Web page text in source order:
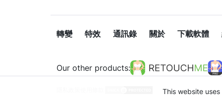
轉變 特效 通訊錄 關於 下載軟體
Our other products:
This website